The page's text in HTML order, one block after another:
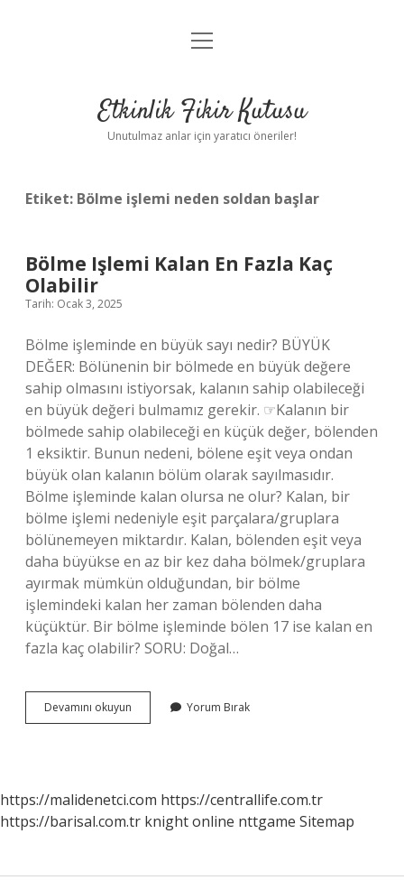
Anasayfa
Yasal Uyarı
menüyü
Etkinlik Fikir Kutusu
Unutulmaz anlar için yaratıcı öneriler!
Etiket: Bölme işlemi neden soldan başlar
Bölme Işlemi Kalan En Fazla Kaç
Olabilir
Tarih: Ocak 3, 2025
Bölme işleminde en büyük sayı nedir? BÜYÜK
DEĞER: Bölünenin bir bölmede en büyük değere
sahip olmasını istiyorsak, kalanın sahip olabileceği
en büyük değeri bulmamız gerekir. ☞Kalanın bir
bölmede sahip olabileceği en küçük değer, bölenden
1 eksiktir. Bunun nedeni, bölene eşit veya ondan
büyük olan kalanın bölüm olarak sayılmasıdır.
Bölme işleminde kalan olursa ne olur? Kalan, bir
bölme işlemi nedeniyle eşit parçalara/gruplara
bölünemeyen miktardır. Kalan, bölenden eşit veya
daha büyükse en az bir kez daha bölmek/gruplara
ayırmak mümkün olduğundan, bir bölme
işlemindeki kalan her zaman bölenden daha
küçüktür. Bir bölme işleminde bölen 17 ise kalan en
fazla kaç olabilir? SORU: Doğal…
Devamını okuyun
Işlemi
Olabilir
Yorum Bırak
https://malidenetci.com https://centrallife.com.tr
https://barisal.com.tr knight online nttgame Sitemap